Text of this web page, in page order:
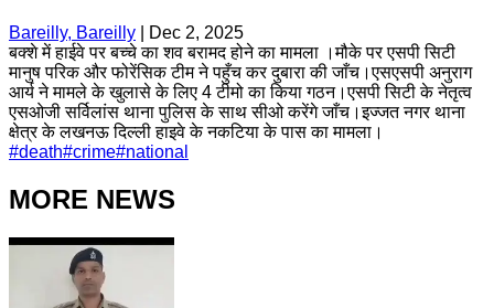
Bareilly, Bareilly
Dec 2, 2025
बक्शे में हाईवे पर बच्चे का शव बरामद होने का मामला ।मौके पर एसपी सिटी
मानुष परिक और फोरेंसिक टीम ने पहुँच कर दुबारा की जाँच।एसएसपी अनुराग
आर्य ने मामले के खुलासे के लिए 4 टीमो का किया गठन।एसपी सिटी के नेतृत्व
एसओजी सर्विलांस थाना पुलिस के साथ सीओ करेंगे जाँच।इज्जत नगर थाना
क्षेत्र के लखनऊ दिल्ली हाइवे के नकटिया के पास का मामला।
#death#crime#national
MORE NEWS